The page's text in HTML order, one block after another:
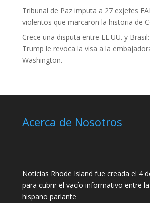
Tribunal de Paz imputa a 27 exjefes
violentos que marcaron la historia de
Crece una disputa entre EE.UU. y
Trump le revoca la visa a la
Washington.
Acerca de Nosotros
Noticias Rhode Island fue creada el 4
para cubrir el vacío informativo entre
hispano parlante